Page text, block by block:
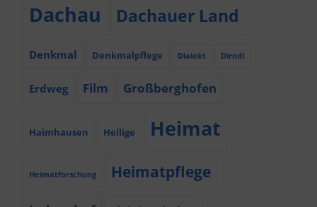
Dachau Dachauer Land
Denkmal Denkmalpflege Dialekt Dirndl
Erdweg Film Großberghofen
Haimhausen Heilige Heimat
Heimatforschung Heimatpflege